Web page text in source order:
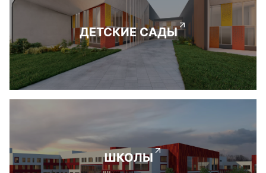
ДЕТСКИЕ САДЫ
ШКОЛЫ